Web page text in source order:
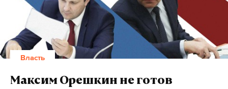
Власть
Максим Орешкин не готов